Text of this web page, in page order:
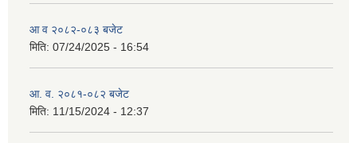
आ व २०८२-०८३ बजेट
मिति: 07/24/2025 - 16:54
आ. व. २०८१-०८२ बजेट
मिति: 11/15/2024 - 12:37